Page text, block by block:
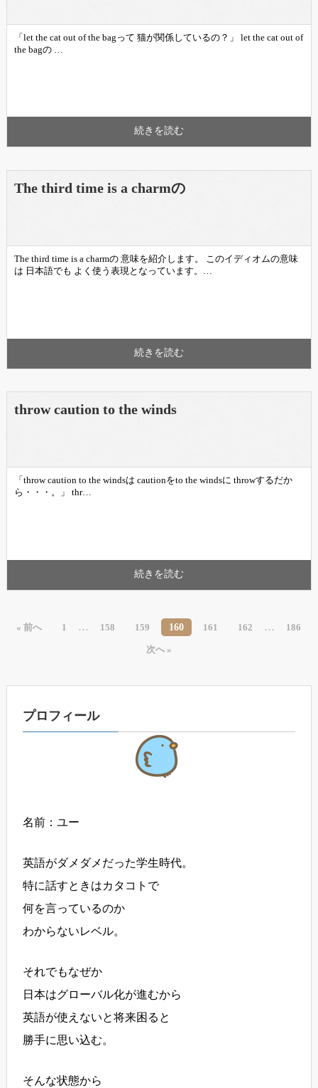
「let the cat out of the bagって 猫が関係しているの？」 let the cat out of
the bagの …
続きを読む
The third time is a charmの
The third time is a charmの 意味を紹介します。 このイディオムの意味
は 日本語でも よく使う表現となっています。…
続きを読む
throw caution to the winds
「throw caution to the windsは cautionをto the windsに throwするだか
ら・・・。」 thr…
続きを読む
« 前へ 1 … 158 159 160 161 162 … 186
次へ »
プロフィール
名前：ユー
英語がダメダメだった学生時代。
特に話すときはカタコトで
何を言っているのか
わからないレベル。
それでもなぜか
日本はグローバル化が進むから
英語が使えないと将来困ると
勝手に思い込む。
そんな状態から